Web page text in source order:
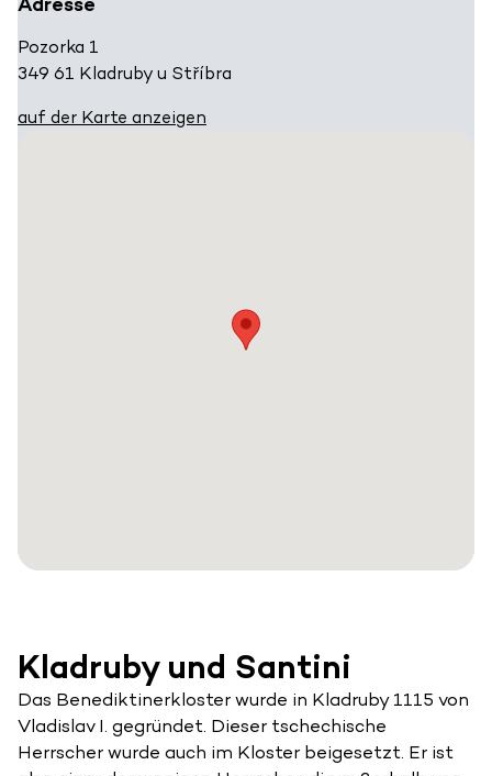
Pozorka 1
349 61 Kladruby u Stříbra
auf der Karte anzeigen
Kladruby und Santini
Das Benediktinerkloster wurde in Kladruby 1115 von
Vladislav I. gegründet. Dieser tschechische
Herrscher wurde auch im Kloster beigesetzt. Er ist